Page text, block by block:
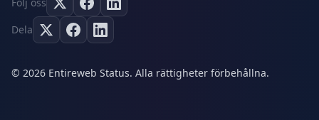
Följ oss
Dela
© 2026 Entireweb Status. Alla rättigheter förbehållna.